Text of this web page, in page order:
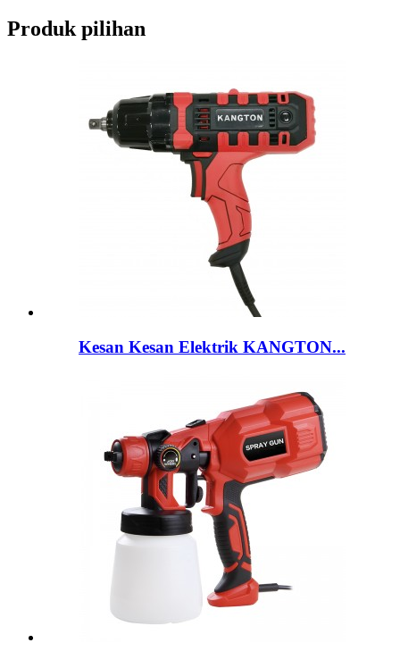
Produk pilihan
Kesan Kesan Elektrik KANGTON...